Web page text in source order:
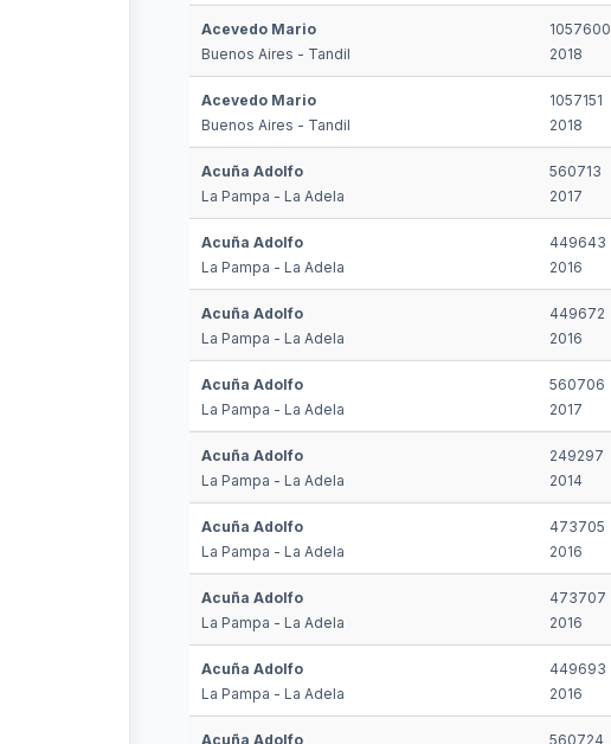
Acevedo Mario
Buenos Aires - Tandil
1057600
2018
Acevedo Mario
Buenos Aires - Tandil
1057151
2018
Acuña Adolfo
La Pampa - La Adela
560713
2017
Acuña Adolfo
La Pampa - La Adela
449643
2016
Acuña Adolfo
La Pampa - La Adela
449672
2016
Acuña Adolfo
La Pampa - La Adela
560706
2017
Acuña Adolfo
La Pampa - La Adela
249297
2014
Acuña Adolfo
La Pampa - La Adela
473705
2016
Acuña Adolfo
La Pampa - La Adela
473707
2016
Acuña Adolfo
La Pampa - La Adela
449693
2016
Acuña Adolfo
560724